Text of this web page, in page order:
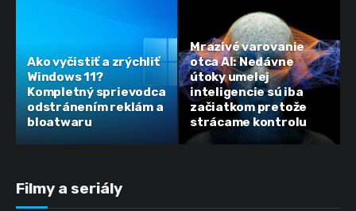
Ako vyčistiť a zrýchliť
Windows 11?
Kompletný sprievodca
odstránením reklám a
bloatwaru
Mrazivé varovanie
otca AI: Nedávne
útoky umelej
inteligencie sú iba
začiatkom pretože
strácame kontrolu
Filmy a seriály